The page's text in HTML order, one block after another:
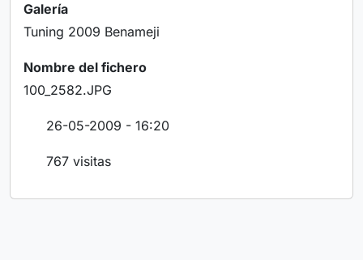
Galería
Tuning 2009 Benameji
Nombre del fichero
100_2582.JPG
26-05-2009 - 16:20
767 visitas